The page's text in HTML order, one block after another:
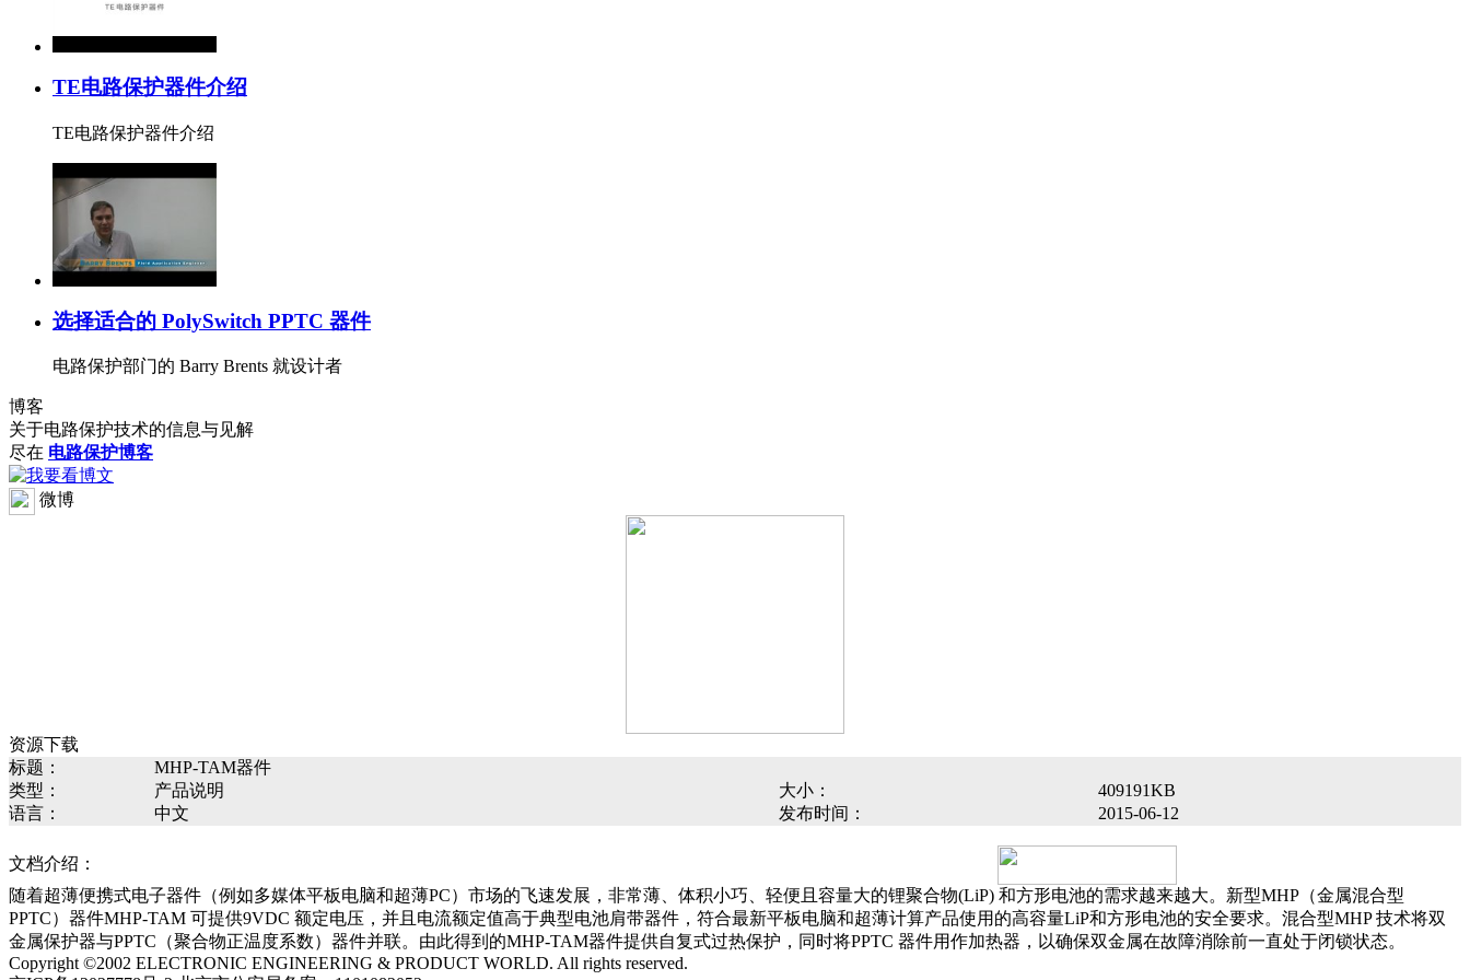
TE电路保护器件介绍
TE电路保护器件介绍
选择适合的 PolySwitch PPTC 器件
电路保护部门的 Barry Brents 就设计者
博客
关于电路保护技术的信息与见解
尽在 电路保护博客
微博
资源下载
标题：
MHP-TAM器件
类型：
产品说明 大小：
409191KB
语言：
中文 发布时间： 2015-06-12
文档介绍：
随着超薄便携式电子器件（例如多媒体平板电脑和超薄PC）市场的飞速发展，非常薄、体积小巧、轻便且容量大的锂聚合物(LiP) 和方形电池的需求越来越大。新型MHP（金属混合型
PPTC）器件MHP-TAM 可提供9VDC 额定电压，并且电流额定值高于典型电池肩带器件，符合最新平板电脑和超薄计算产品使用的高容量LiP和方形电池的安全要求。混合型MHP 技术将双
金属保护器与PPTC（聚合物正温度系数）器件并联。由此得到的MHP-TAM器件提供自复式过热保护，同时将PPTC 器件用作加热器，以确保双金属在故障消除前一直处于闭锁状态。
Copyright ©2002 ELECTRONIC ENGINEERING & PRODUCT WORLD. All rights reserved.